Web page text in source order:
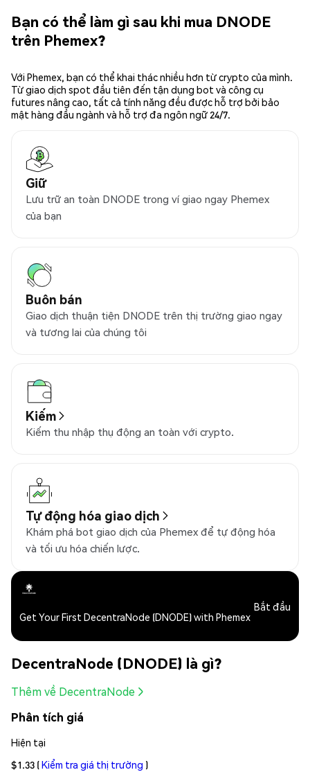
Bạn có thể làm gì sau khi mua DNODE
trên Phemex?
Với Phemex, bạn có thể khai thác nhiều hơn từ crypto của mình.
Từ giao dịch spot đầu tiên đến tận dụng bot và công cụ
futures nâng cao, tất cả tính năng đều được hỗ trợ bởi bảo
mật hàng đầu ngành và hỗ trợ đa ngôn ngữ 24/7.
Giữ
Lưu trữ an toàn DNODE trong ví giao ngay Phemex
của bạn
Buôn bán
Giao dịch thuận tiện DNODE trên thị trường giao ngay
và tương lai của chúng tôi
Kiếm
Kiếm thu nhập thụ động an toàn với crypto.
Tự động hóa giao dịch
Khám phá bot giao dịch của Phemex để tự động hóa
và tối ưu hóa chiến lược.
Get Your First DecentraNode (DNODE) with Phemex
Bắt đầu
DecentraNode (DNODE) là gì?
Thêm về DecentraNode
Phân tích giá
Hiện tại
$1.33 (Kiểm tra giá thị trường )